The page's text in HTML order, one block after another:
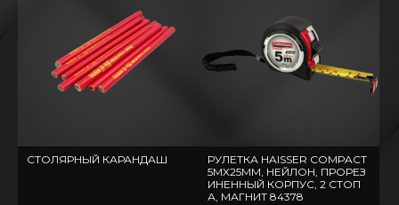
СТОЛЯРНЫЙ КАРАНДАШ
РУЛЕТКА HAISSER COMPACT
5МX25ММ, НЕЙЛОН, ПРОРЕЗ
ИНЕННЫЙ КОРПУС, 2 СТОП
А, МАГНИТ 84378